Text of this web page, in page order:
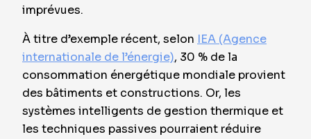
imprévues.
À titre d’exemple récent, selon IEA (Agence
internationale de l’énergie), 30 % de la
consommation énergétique mondiale provient
des bâtiments et constructions. Or, les
systèmes intelligents de gestion thermique et
les techniques passives pourraient réduire